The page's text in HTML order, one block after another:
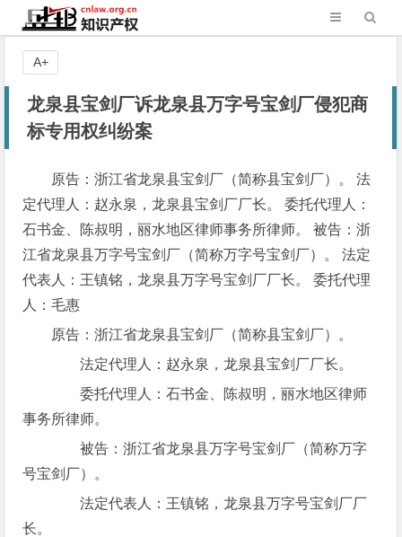
龙泉县宝剑厂诉龙泉县万字号宝剑厂侵犯商
标专用权纠纷案
原告：浙江省龙泉县宝剑厂（简称县宝剑厂）。 法
定代理人：赵永泉，龙泉县宝剑厂厂长。 委托代理人：
石书金、陈叔明，丽水地区律师事务所律师。 被告：浙
江省龙泉县万字号宝剑厂（简称万字号宝剑厂）。 法定
代表人：王镇铭，龙泉县万字号宝剑厂厂长。 委托代理
人：毛惠
原告：浙江省龙泉县宝剑厂（简称县宝剑厂）。
法定代理人：赵永泉，龙泉县宝剑厂厂长。
委托代理人：石书金、陈叔明，丽水地区律师
事务所律师。
被告：浙江省龙泉县万字号宝剑厂（简称万字
号宝剑厂）。
法定代表人：王镇铭，龙泉县万字号宝剑厂厂
长。
A+